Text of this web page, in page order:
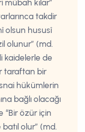
kılar”
takdir
olsun hususî
olunur” (md.
kaidelerle de
taraftan bir
hükümlerin
bağlı olacağı
“Bir özür için
olur” (md.